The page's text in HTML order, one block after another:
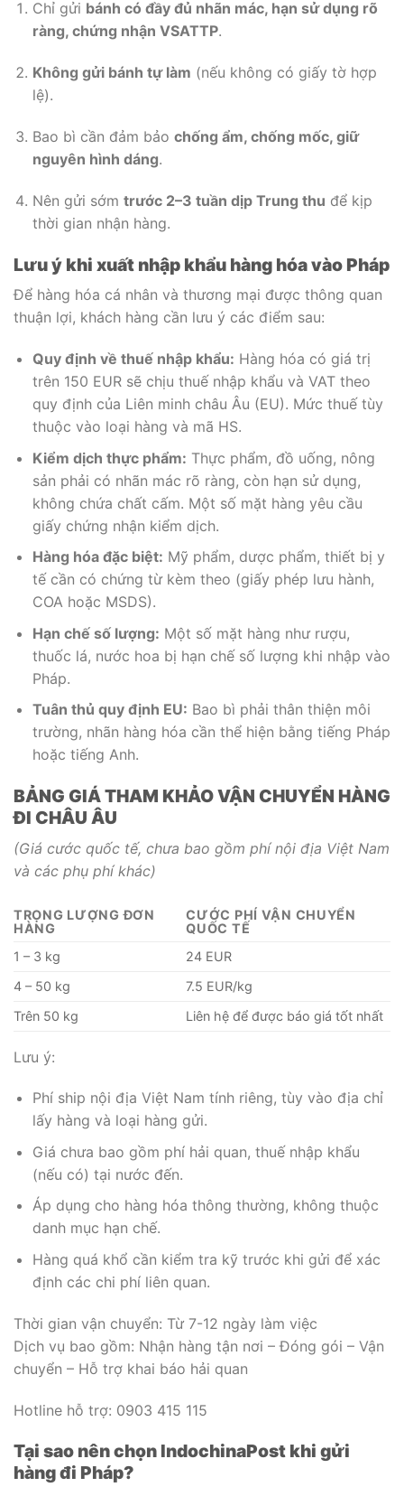
Chỉ gửi bánh có đầy đủ nhãn mác, hạn sử dụng rõ
ràng, chứng nhận VSATTP.
Không gửi bánh tự làm (nếu không có giấy tờ hợp
lệ).
Bao bì cần đảm bảo chống ẩm, chống mốc, giữ
nguyên hình dáng.
Nên gửi sớm trước 2–3 tuần dịp Trung thu để kịp
thời gian nhận hàng.
Lưu ý khi xuất nhập khẩu hàng hóa vào Pháp
Để hàng hóa cá nhân và thương mại được thông quan
thuận lợi, khách hàng cần lưu ý các điểm sau:
Quy định về thuế nhập khẩu: Hàng hóa có giá trị
trên 150 EUR sẽ chịu thuế nhập khẩu và VAT theo
quy định của Liên minh châu Âu (EU). Mức thuế tùy
thuộc vào loại hàng và mã HS.
Kiểm dịch thực phẩm: Thực phẩm, đồ uống, nông
sản phải có nhãn mác rõ ràng, còn hạn sử dụng,
không chứa chất cấm. Một số mặt hàng yêu cầu
giấy chứng nhận kiểm dịch.
Hàng hóa đặc biệt: Mỹ phẩm, dược phẩm, thiết bị y
tế cần có chứng từ kèm theo (giấy phép lưu hành,
COA hoặc MSDS).
Hạn chế số lượng: Một số mặt hàng như rượu,
thuốc lá, nước hoa bị hạn chế số lượng khi nhập vào
Pháp.
Tuân thủ quy định EU: Bao bì phải thân thiện môi
trường, nhãn hàng hóa cần thể hiện bằng tiếng Pháp
hoặc tiếng Anh.
BẢNG GIÁ THAM KHẢO VẬN CHUYỂN HÀNG
ĐI CHÂU ÂU
(Giá cước quốc tế, chưa bao gồm phí nội địa Việt Nam
và các phụ phí khác)
TRỌNG LƯỢNG ĐƠN
HÀNG
CƯỚC PHÍ VẬN CHUYỂN
QUỐC TẾ
1 – 3 kg
24 EUR
4 – 50 kg
7.5 EUR/kg
Trên 50 kg
Liên hệ để được báo giá tốt nhất
Lưu ý:
Phí ship nội địa Việt Nam tính riêng, tùy vào địa chỉ
lấy hàng và loại hàng gửi.
Giá chưa bao gồm phí hải quan, thuế nhập khẩu
(nếu có) tại nước đến.
Áp dụng cho hàng hóa thông thường, không thuộc
danh mục hạn chế.
Hàng quá khổ cần kiểm tra kỹ trước khi gửi để xác
định các chi phí liên quan.
Thời gian vận chuyển: Từ 7-12 ngày làm việc
Dịch vụ bao gồm: Nhận hàng tận nơi – Đóng gói – Vận
chuyển – Hỗ trợ khai báo hải quan
Hotline hỗ trợ: 0903 415 115
Tại sao nên chọn IndochinaPost khi gửi
hàng đi Pháp?